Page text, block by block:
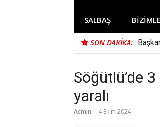
SALBAŞ
SON DAKIKA:
Söğütlü’de
yaralı
Admin 4 Ekim 2024